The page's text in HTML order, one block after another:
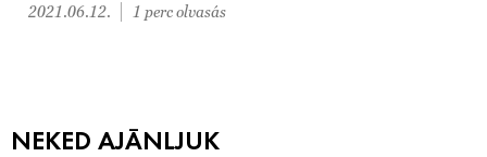
2021.06.12. 1 perc olvasás
NEKED AJÁNLJUK